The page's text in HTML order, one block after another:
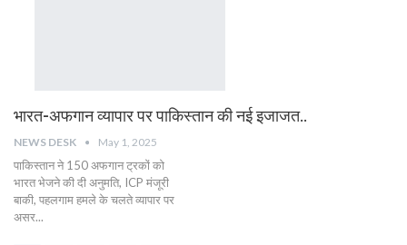
भारत-अफगान व्यापार पर पाकिस्तान की नई इजाजत..
NEWS DESK May 1, 2025
पाकिस्तान ने 150 अफगान ट्रकों को
भारत भेजने की दी अनुमति, ICP मंजूरी
बाकी, पहलगाम हमले के चलते व्यापार पर
असर...